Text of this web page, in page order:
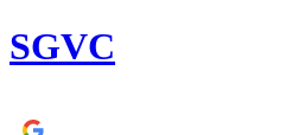
SGVC